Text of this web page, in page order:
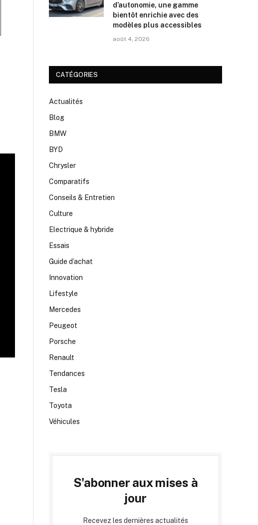
d’autonomie, une gamme
bientôt enrichie avec des
modèles plus accessibles
août 4, 2026
CATÉGORIES
Actualités
Blog
BMW
BYD
Chrysler
Comparatifs
Conseils & Entretien
Culture
Electrique & hybride
Essais
Guide d’achat
Innovation
Lifestyle
Mercedes
Peugeot
Porsche
Renault
Tendances
Tesla
Toyota
Véhicules
S'abonner aux mises à
jour
Recevez les dernières actualités